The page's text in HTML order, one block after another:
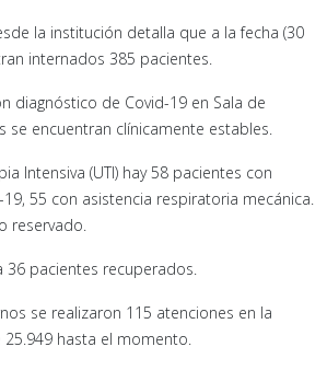
la institución detalla que a la fecha (30
internados 385 pacientes.
diagnóstico de Covid-19 en Sala de
se encuentran clínicamente estables.
Intensiva (UTI) hay 58 pacientes con
55 con asistencia respiratoria mecánica.
reservado.
36 pacientes recuperados.
se realizaron 115 atenciones en la
hasta el momento.